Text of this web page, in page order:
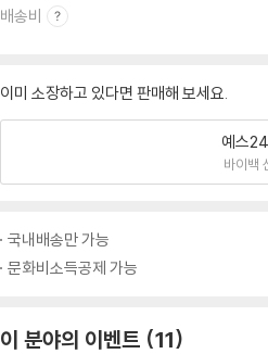
배송비
이미 소장하고 있다면 판매해 보세요.
예스
바이백
국내배송만 가능
문화비소득공제 가능
이 분야의 이벤트 11